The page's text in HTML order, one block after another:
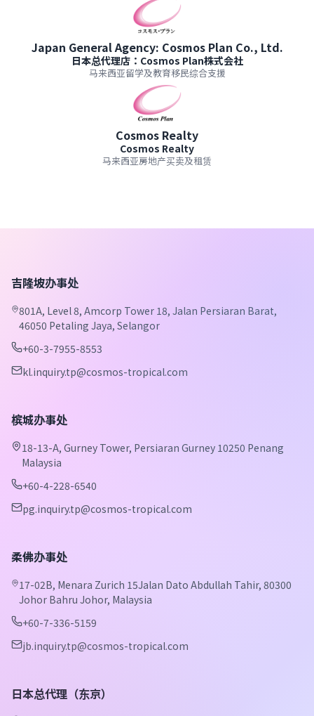
Japan General Agency: Cosmos Plan Co., Ltd.
日本总代理店：Cosmos Plan株式会社
马来西亚留学及教育移民综合支援
Cosmos Realty
Cosmos Realty
马来西亚房地产买卖及租赁
吉隆坡办事处
801A, Level 8, Amcorp Tower 18, Jalan Persiaran Barat,
46050 Petaling Jaya, Selangor
+60-3-7955-8553
kl.inquiry.tp@cosmos-tropical.com
槟城办事处
18-13-A, Gurney Tower, Persiaran Gurney 10250 Penang
Malaysia
+60-4-228-6540
pg.inquiry.tp@cosmos-tropical.com
柔佛办事处
17-02B, Menara Zurich 15Jalan Dato Abdullah Tahir, 80300
Johor Bahru Johor, Malaysia
+60-7-336-5159
jb.inquiry.tp@cosmos-tropical.com
日本总代理（东京）